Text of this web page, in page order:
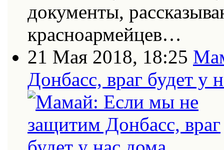
документы,
красноармейцев…
21 Мая 2018, 18:25
Донбасс, враг будет у